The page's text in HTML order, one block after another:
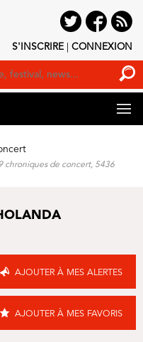
S'INSCRIRE CONNEXION
chroniques de concert, 5436
AJOUTER À MES ALERTES
AJOUTER À MES FAVORIS